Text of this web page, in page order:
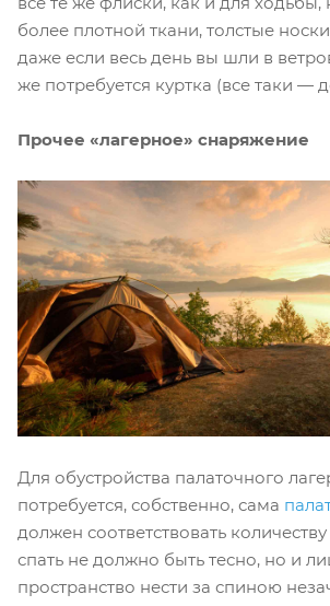
более плотной ткани, толстые
даже если весь день вы шли в
же потребуется куртка (все таки —
Прочее «лагерное» снаряжение
Для обустройства палаточного
потребуется, собственно, сама
должен соответствовать
спать не должно быть тесно, но и
пространство нести за спиною